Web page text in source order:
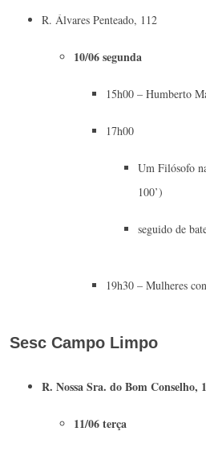
R. Álvares Penteado, 112
10/06 segunda
15h00 – Humberto
17h00
Um Filósofo
100’)
seguido de
19h30 – Mulheres
Sesc Campo Limpo
R. Nossa Sra. do Bom Conselho,
11/06 terça